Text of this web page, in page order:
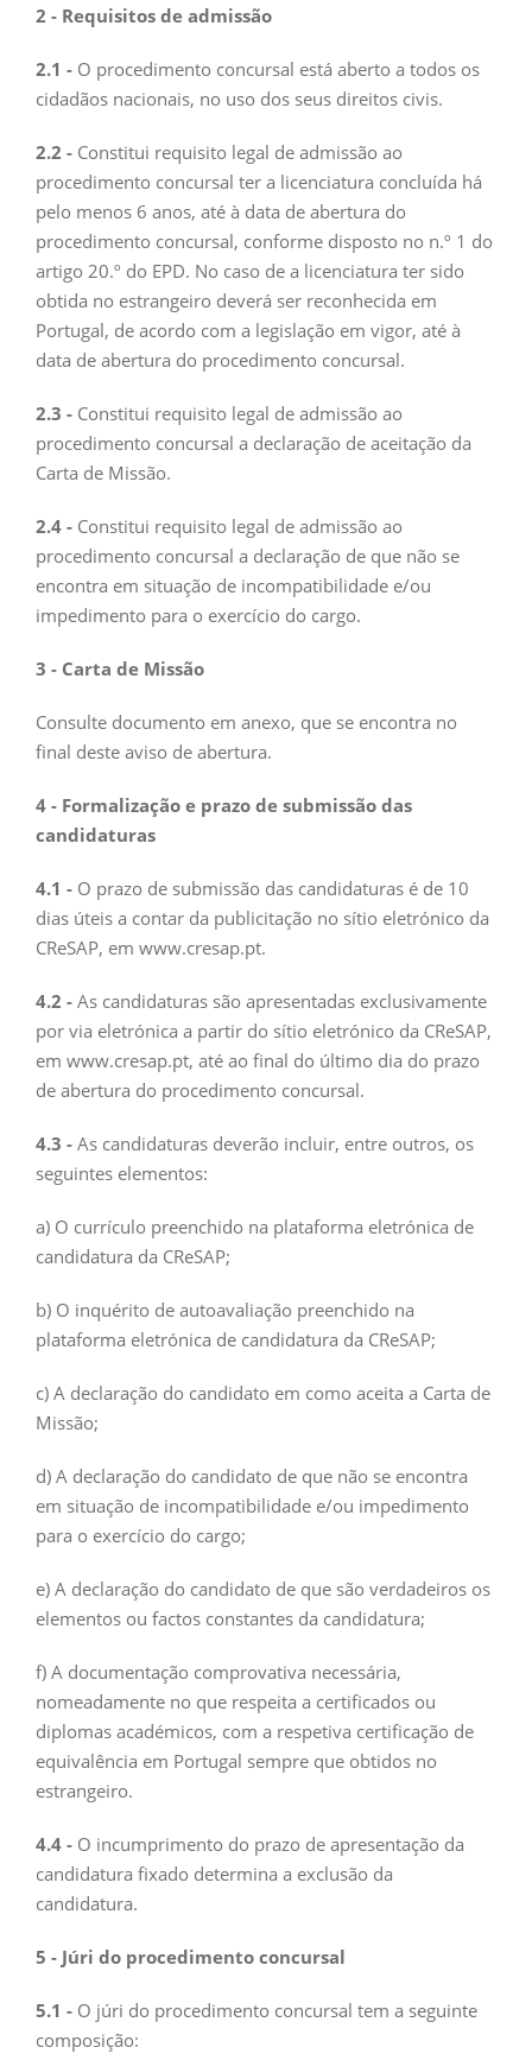
2 - Requisitos de admissão
2.1 - O procedimento concursal está aberto a todos os
cidadãos nacionais, no uso dos seus direitos civis.
2.2 - Constitui requisito legal de admissão ao
procedimento concursal ter a licenciatura concluída há
pelo menos 6 anos, até à data de abertura do
procedimento concursal, conforme disposto no n.º 1 do
artigo 20.º do EPD. No caso de a licenciatura ter sido
obtida no estrangeiro deverá ser reconhecida em
Portugal, de acordo com a legislação em vigor, até à
data de abertura do procedimento concursal.
2.3 - Constitui requisito legal de admissão ao
procedimento concursal a declaração de aceitação da
Carta de Missão.
2.4 - Constitui requisito legal de admissão ao
procedimento concursal a declaração de que não se
encontra em situação de incompatibilidade e/ou
impedimento para o exercício do cargo.
3 - Carta de Missão
Consulte documento em anexo, que se encontra no
final deste aviso de abertura.
4 - Formalização e prazo de submissão das
candidaturas
4.1 - O prazo de submissão das candidaturas é de 10
dias úteis a contar da publicitação no sítio eletrónico da
CReSAP, em www.cresap.pt.
4.2 - As candidaturas são apresentadas exclusivamente
por via eletrónica a partir do sítio eletrónico da CReSAP,
em www.cresap.pt, até ao final do último dia do prazo
de abertura do procedimento concursal.
4.3 - As candidaturas deverão incluir, entre outros, os
seguintes elementos:
a) O currículo preenchido na plataforma eletrónica de
candidatura da CReSAP;
b) O inquérito de autoavaliação preenchido na
plataforma eletrónica de candidatura da CReSAP;
c) A declaração do candidato em como aceita a Carta de
Missão;
d) A declaração do candidato de que não se encontra
em situação de incompatibilidade e/ou impedimento
para o exercício do cargo;
e) A declaração do candidato de que são verdadeiros os
elementos ou factos constantes da candidatura;
f) A documentação comprovativa necessária,
nomeadamente no que respeita a certificados ou
diplomas académicos, com a respetiva certificação de
equivalência em Portugal sempre que obtidos no
estrangeiro.
4.4 - O incumprimento do prazo de apresentação da
candidatura fixado determina a exclusão da
candidatura.
5 - Júri do procedimento concursal
5.1 - O júri do procedimento concursal tem a seguinte
composição: